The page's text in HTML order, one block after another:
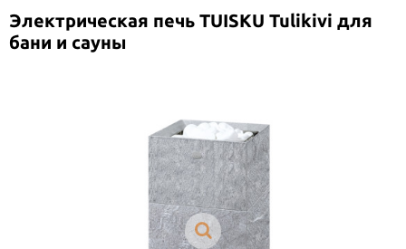
Электрическая печь TUISKU Tulikivi для
бани и сауны